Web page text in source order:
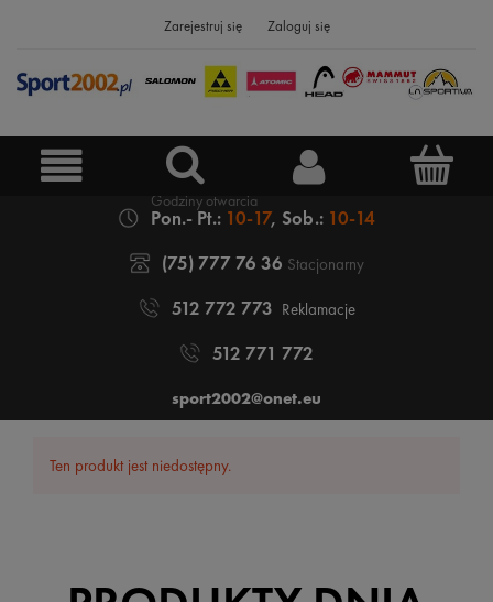
Zarejestruj się Zaloguj się
Pon.- Pt.: 10-17, Sob.: 10-14
(75) 777 76 36 Stacjonarny
512 772 773 Reklamacje
512 771 772
sport2002@onet.eu
Ten produkt jest niedostępny.